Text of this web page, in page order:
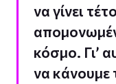
να γίνει
κόσμο. Γι’
να κάνουμε